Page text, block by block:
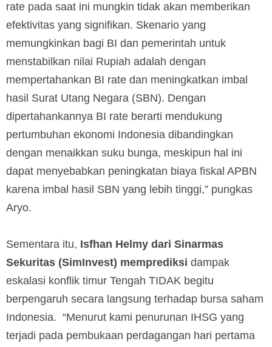
rate pada saat ini mungkin tidak akan memberikan
efektivitas yang signifikan. Skenario yang
memungkinkan bagi BI dan pemerintah untuk
menstabilkan nilai Rupiah adalah dengan
mempertahankan BI rate dan meningkatkan imbal
hasil Surat Utang Negara (SBN). Dengan
dipertahankannya BI rate berarti mendukung
pertumbuhan ekonomi Indonesia dibandingkan
dengan menaikkan suku bunga, meskipun hal ini
dapat menyebabkan peningkatan biaya fiskal APBN
karena imbal hasil SBN yang lebih tinggi,” pungkas
Aryo.
Sementara itu, Isfhan Helmy dari Sinarmas
Sekuritas (SimInvest) memprediksi dampak
eskalasi konflik timur Tengah TIDAK begitu
berpengaruh secara langsung terhadap bursa saham
Indonesia. “Menurut kami penurunan IHSG yang
terjadi pada pembukaan perdagangan hari pertama